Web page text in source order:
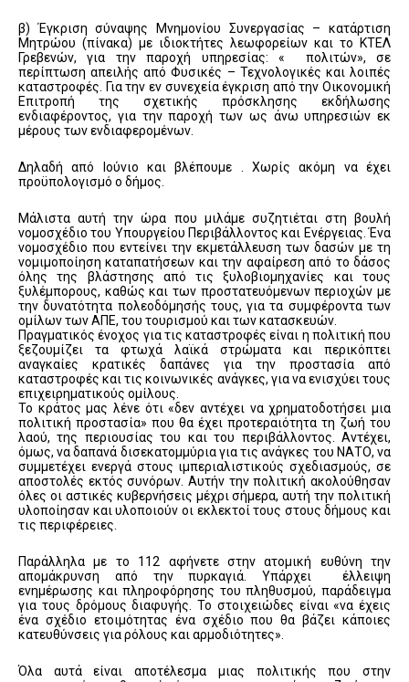
β) Έγκριση σύναψης Μνημονίου Συνεργασίας – κατάρτιση
Μητρώου (πίνακα) με ιδιοκτήτες λεωφορείων και το ΚΤΕΛ
Γρεβενών, για την παροχή υπηρεσίας: « πολιτών», σε
περίπτωση απειλής από Φυσικές – Τεχνολογικές και λοιπές
καταστροφές. Για την εν συνεχεία έγκριση από την Οικονομική
Επιτροπή της σχετικής πρόσκλησης εκδήλωσης
ενδιαφέροντος, για την παροχή των ως άνω υπηρεσιών εκ
μέρους των ενδιαφερομένων.
Δηλαδή από Ιούνιο και βλέπουμε . Χωρίς ακόμη να έχει
προϋπολογισμό ο δήμος.
Μάλιστα αυτή την ώρα που μιλάμε συζητιέται στη βουλή
νομοσχέδιο του Υπουργείου Περιβάλλοντος και Ενέργειας. Ένα
νομοσχέδιο που εντείνει την εκμετάλλευση των δασών με τη
νομιμοποίηση καταπατήσεων και την αφαίρεση από το δάσος
όλης της βλάστησης από τις ξυλοβιομηχανίες και τους
ξυλέμπορους, καθώς και των προστατευόμενων περιοχών με
την δυνατότητα πολεοδόμησής τους, για τα συμφέροντα των
ομίλων των ΑΠΕ, του τουρισμού και των κατασκευών.
Πραγματικός ένοχος για τις καταστροφές είναι η πολιτική που
ξεζουμίζει τα φτωχά λαϊκά στρώματα και περικόπτει
αναγκαίες κρατικές δαπάνες για την προστασία από
καταστροφές και τις κοινωνικές ανάγκες, για να ενισχύει τους
επιχειρηματικούς ομίλους.
Το κράτος μας λένε ότι «δεν αντέχει να χρηματοδοτήσει μια
πολιτική προστασία» που θα έχει προτεραιότητα τη ζωή του
λαού, της περιουσίας του και του περιβάλλοντος. Αντέχει,
όμως, να δαπανά δισεκατομμύρια για τις ανάγκες του ΝΑΤΟ, να
συμμετέχει ενεργά στους ιμπεριαλιστικούς σχεδιασμούς, σε
αποστολές εκτός συνόρων. Αυτήν την πολιτική ακολούθησαν
όλες οι αστικές κυβερνήσεις μέχρι σήμερα, αυτή την πολιτική
υλοποίησαν και υλοποιούν οι εκλεκτοί τους στους δήμους και
τις περιφέρειες.
Παράλληλα με το 112 αφήνετε στην ατομική ευθύνη την
απομάκρυνση από την πυρκαγιά. Υπάρχει έλλειψη
ενημέρωσης και πληροφόρησης του πληθυσμού, παράδειγμα
για τους δρόμους διαφυγής. Το στοιχειώδες είναι «να έχεις
ένα σχέδιο ετοιμότητας ένα σχέδιο που θα βάζει κάποιες
κατευθύνσεις για ρόλους και αρμοδιότητες».
Όλα αυτά είναι αποτέλεσμα μιας πολιτικής που στην